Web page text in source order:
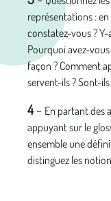
représentations :
constatez-vous ?
Pourquoi avez-
façon ? Comment
servent-ils ? Sont-
4- En partant des
appuyant sur le
ensemble une
distinguez les